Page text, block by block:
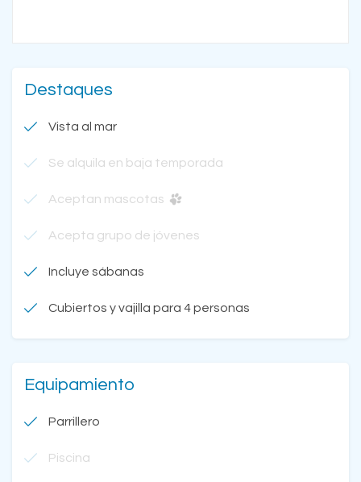
Destaques
Vista al mar
Se alquila en baja temporada
Aceptan mascotas
Acepta grupo de jóvenes
Incluye sábanas
Cubiertos y vajilla para 4 personas
Equipamiento
Parrillero
Piscina